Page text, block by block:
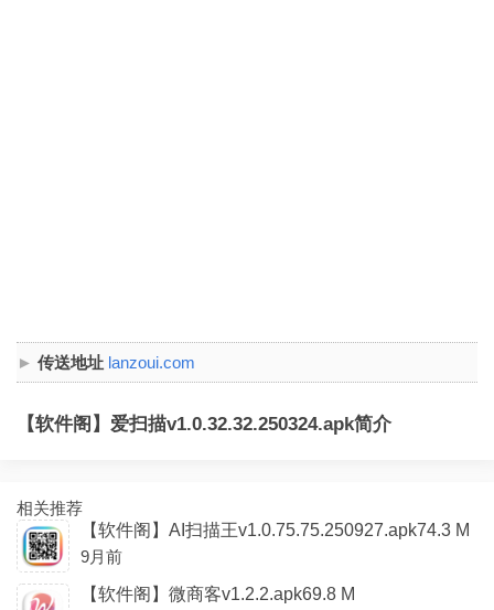
传送地址 lanzoui.com
【软件阁】爱扫描v1.0.32.32.250324.apk简介
相关推荐
【软件阁】AI扫描王v1.0.75.75.250927.apk74.3 M
9月前
【软件阁】微商客v1.2.2.apk69.8 M